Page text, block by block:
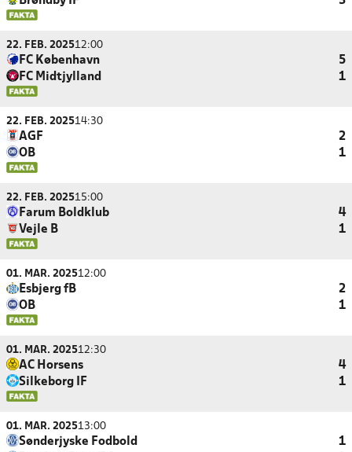
22. FEB. 202512:00
FC København
5
FC Midtjylland
1
22. FEB. 202514:30
AGF
2
OB
1
22. FEB. 202515:00
Farum Boldklub
4
Vejle B
1
01. MAR. 202512:00
Esbjerg fB
2
OB
1
01. MAR. 202512:30
AC Horsens
4
Silkeborg IF
1
01. MAR. 202513:00
Sønderjyske Fodbold
1